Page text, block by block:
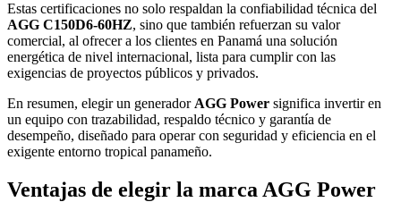
Estas certificaciones no solo respaldan la confiabilidad técnica del
AGG C150D6-60HZ, sino que también refuerzan su valor
comercial, al ofrecer a los clientes en Panamá una solución
energética de nivel internacional, lista para cumplir con las
exigencias de proyectos públicos y privados.
En resumen, elegir un generador AGG Power significa invertir en
un equipo con trazabilidad, respaldo técnico y garantía de
desempeño, diseñado para operar con seguridad y eficiencia en el
exigente entorno tropical panameño.
Ventajas de elegir la marca AGG Power